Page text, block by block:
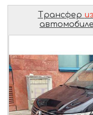
Трансфер
автомобиле